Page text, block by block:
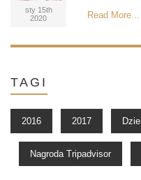
sty 15th
2020
Read More...
TAGI
2016 2017
Nagroda Tripadvisor